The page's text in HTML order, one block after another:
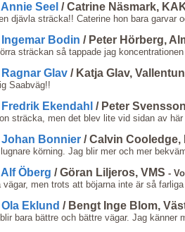
Annie Seel / Catrine Näsmark,
djävla sträcka!! Caterine hon bara garvar
Ingemar Bodin / Peter Hörberg,
sträckan så tappade jag
Ragnar Glav / Katja Glav,
Saabväg!!
Fredrik Ekendahl / Peter
sträcka, men det blev lite vid sidan av här
Johan Bonnier / Calvin Cooledge,
körning. Jag blir mer och mer
Alf Öberg / Göran Liljeros, VMS -
vägar, men trots att böjarna inte är så
Ola Eklund / Bengt Inge Blom,
bara bättre och bättre vägar. Jag känner